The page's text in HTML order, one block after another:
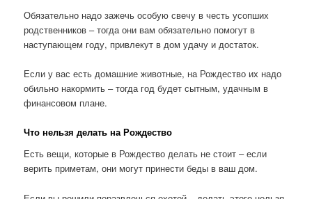
Обязательно надо зажечь особую свечу в честь усопших
родственников – тогда они вам обязательно помогут в
наступающем году, привлекут в дом удачу и достаток.
Если у вас есть домашние животные, на Рождество их надо
обильно накормить – тогда год будет сытным, удачным в
финансовом плане.
Что нельзя делать на Рождество
Есть вещи, которые в Рождество делать не стоит – если
верить приметам, они могут принести беды в ваш дом.